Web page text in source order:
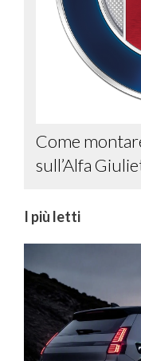
Come
sull’Alfa
I più letti